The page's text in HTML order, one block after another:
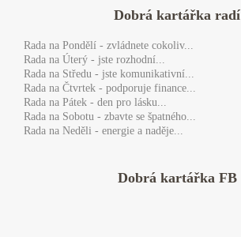
Dobrá kartářka radí
Rada na Pondělí - zvládnete cokoliv...
Rada na Úterý - jste rozhodní...
Rada na Středu - jste komunikativní...
Rada na Čtvrtek - podporuje finance...
Rada na Pátek - den pro lásku...
Rada na Sobotu - zbavte se špatného...
Rada na Neděli - energie a naděje...
Dobrá kartářka FB